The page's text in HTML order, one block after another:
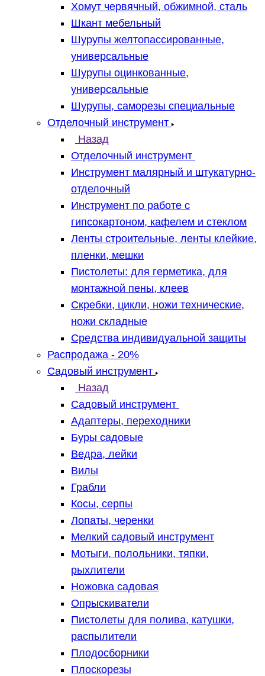
Хомут червячный, обжимной, сталь
Шкант мебельный
Шурупы желтопассированные,
универсальные
Шурупы оцинкованные,
универсальные
Шурупы, саморезы специальные
Отделочный инструмент
Назад
Отделочный инструмент
Инструмент малярный и штукатурно-
отделочный
Инструмент по работе с
гипсокартоном, кафелем и стеклом
Ленты строительные, ленты клейкие,
пленки, мешки
Пистолеты: для герметика, для
монтажной пены, клеев
Скребки, цикли, ножи технические,
ножи складные
Средства индивидуальной защиты
Распродажа - 20%
Садовый инструмент
Назад
Садовый инструмент
Адаптеры, переходники
Буры садовые
Ведра, лейки
Вилы
Грабли
Косы, серпы
Лопаты, черенки
Мелкий садовый инструмент
Мотыги, полольники, тяпки,
рыхлители
Ножовка садовая
Опрыскиватели
Пистолеты для полива, катушки,
распылители
Плодосборники
Плоскорезы